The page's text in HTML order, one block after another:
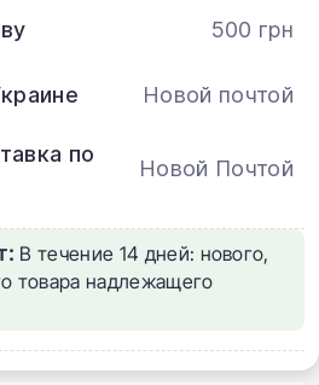
500 грн
Новой почтой
по
Новой Почтой
В течение 14 дней: нового,
товара надлежащего